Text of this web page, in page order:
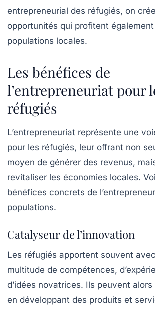
entrepreneurial des réfugiés, on
opportunités qui profitent
populations locales.
Les bénéfices de
l’entrepreneuriat pour
réfugiés
L’entrepreneuriat représente une
pour les réfugiés, leur offrant non
moyen de générer des revenus,
revitaliser les économies locales.
bénéfices concrets de
populations.
Catalyseur de l’innovation
Les réfugiés apportent souvent
multitude de compétences,
d’idées novatrices. Ils peuvent
en développant des produits et